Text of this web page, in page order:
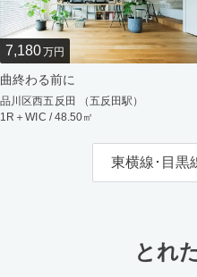
7,180万円
曲終わる前に
品川区西五反田 （五反田駅）
1R＋WIC / 48.50㎡
東横線･目黒
とれ